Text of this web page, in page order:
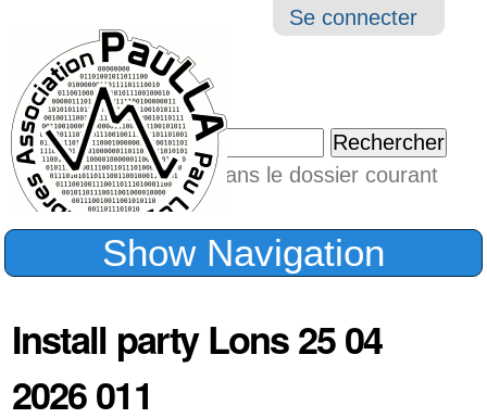
Outils
Se connecter
Chercher par
Seulement dans le dossier courant
Recherche
Show Navigation
Install party Lons 25 04
2026 011